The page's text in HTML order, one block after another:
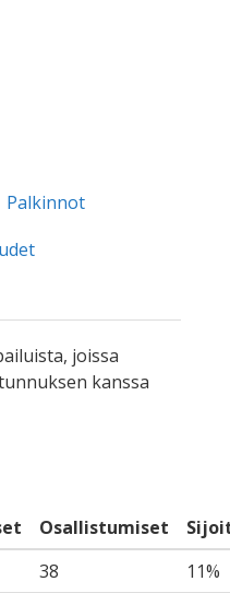
Palkinnot
joissa
kanssa
Osallistumiset
38
11%